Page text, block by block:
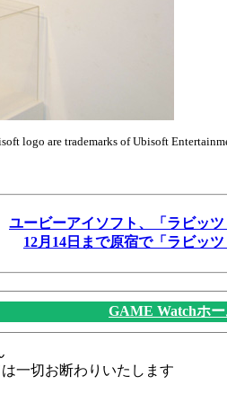
logo are trademarks of Ubisoft
ユービーアイソフト、「ラビッ
12月14日まで原宿で「ラビッ
GAME Watchホ
一切お断わりいたします